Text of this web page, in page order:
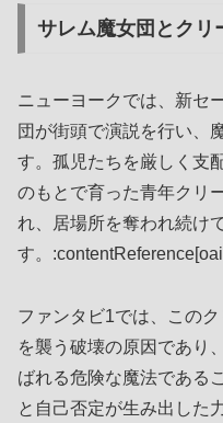
サレム魔女団とクリ
ニューヨークでは、新セ
団が街頭で演説を行い、
す。孤児たちを厳しく支
のもとで育った青年クリ
れ、居場所を奪われ続け
す。
ファンタビ1では、この
を襲う破壊の原因であり
ばれる危険な魔法である
と自己否定が生み出した